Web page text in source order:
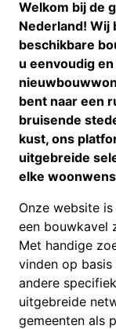
Welkom bij de
Nederland! Wij
beschikbare
u eenvoudig
bent naar een
bruisende
kust, ons
uitgebreide
elke
Onze website
een bouwkavel
Met handige
vinden op
andere
uitgebreide
gemeenten als